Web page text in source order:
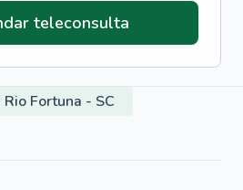
teleconsulta
Fortuna - SC